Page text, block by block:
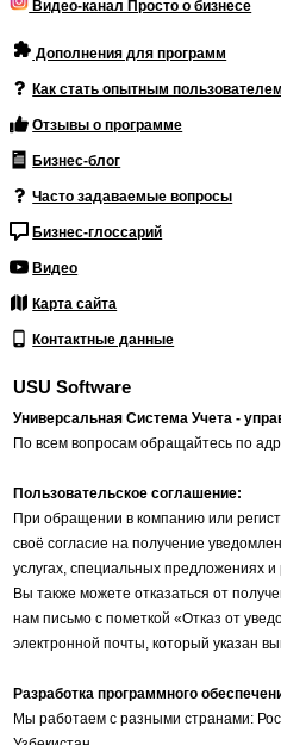
Видео-канал Просто о бизнесе
Дополнения для программ
Как стать опытным
Отзывы о программе
Бизнес-блог
Часто задаваемые вопросы
Бизнес-глоссарий
Видео
Карта сайта
Контактные данные
USU Software
Универсальная Система Учета -
По всем вопросам обращайтесь по
Пользовательское соглашение:
При обращении в компанию или
своё согласие на получение
услугах, специальных предложениях
Вы также можете отказаться от
нам письмо с пометкой «Отказ от
электронной почты, который указан
Разработка программного
Мы работаем с разными странами: